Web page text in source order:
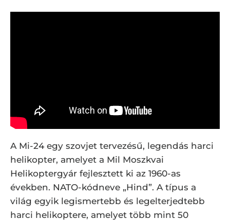
A Mi-24 egy szovjet tervezésű, legendás harci
helikopter, amelyet a Mil Moszkvai
Helikoptergyár fejlesztett ki az 1960-as
években. NATO-kódneve „Hind”. A típus a
világ egyik legismertebb és legelterjedtebb
harci helikoptere, amelyet több mint 50